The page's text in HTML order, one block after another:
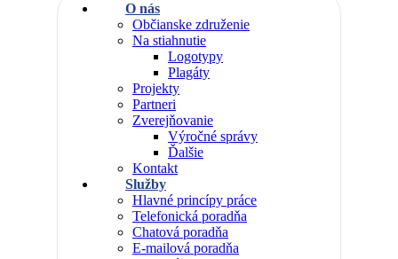
O nás
Občianske združenie
Na stiahnutie
Logotypy
Plagáty
Projekty
Partneri
Zverejňovanie
Výročné správy
Ďalšie
Kontakt
Služby
Hlavné princípy práce
Telefonická poradňa
Chatová poradňa
E-mailová poradňa